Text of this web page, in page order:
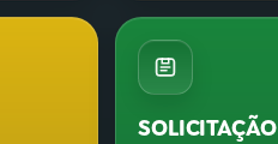
SOLICITAÇÃO